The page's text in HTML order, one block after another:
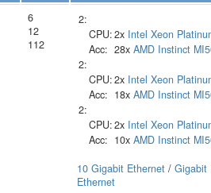
6
12
112
2:
CPU:2x Intel Xeon
Acc: 28x AMD Instinct
2:
CPU:2x Intel Xeon
Acc: 18x AMD Instinct
2:
CPU:2x Intel Xeon
Acc: 10x AMD Instinct
10 Gigabit Ethernet / Gigabit
Ethernet